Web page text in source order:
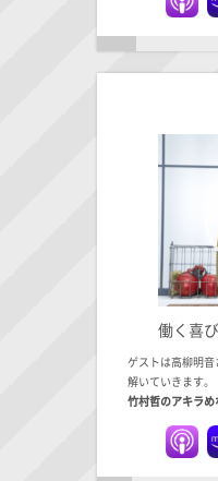
働く喜
ゲストは高柳明
解いていきます。
竹村哲のアキラめ